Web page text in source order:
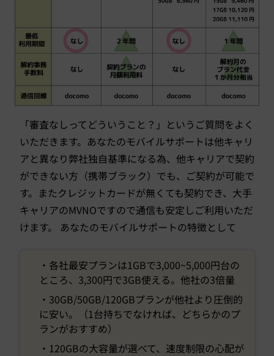
「審査なしってどういうこと？」というご質問をよく
いただきます。あなたのモバイルサポートは他キャリ
アと異なり弊社独自基準になる為、他キャリアで契約
ができない方（携帯ブラック）でも、ご契約が可能で
す。またクレジットカードが無くても契約でき、大手
キャリアのMVNOですので通信も安定しご利用いただ
けます。 あなたのモバイルサポートの特徴として
・各社最安プランは1GBで3,000~5,000円台の
ところ、3,300円で3GB使える。他社の3倍量
・30GB/50GB/120GBプランが他社より圧倒的
に安い。（1台持ちでなければ、どちらかのプ
ランがおすすめ）
・120GBの大容量が選べて、速度制限の心配が